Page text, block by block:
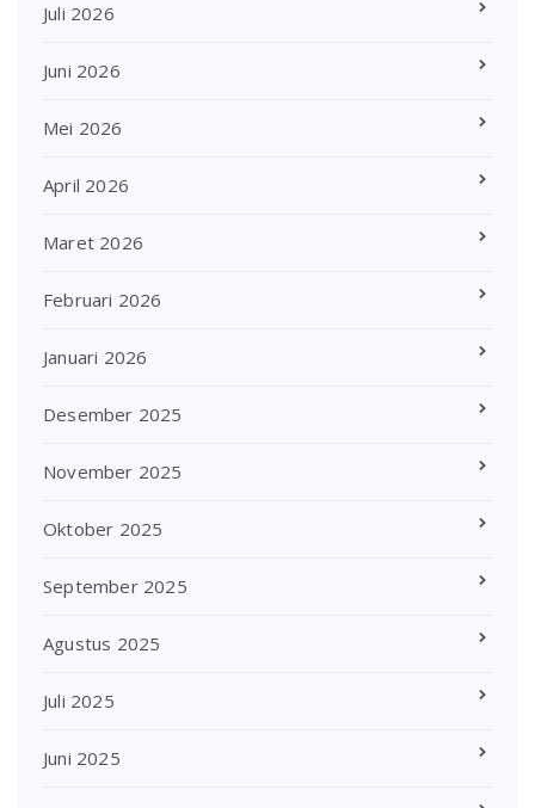
Juli 2026
Juni 2026
Mei 2026
April 2026
Maret 2026
Februari 2026
Januari 2026
Desember 2025
November 2025
Oktober 2025
September 2025
Agustus 2025
Juli 2025
Juni 2025